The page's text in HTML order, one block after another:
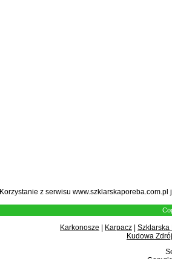
Korzystanie z serwisu
Karkonosze Karpacz
Szklarska
Kudowa